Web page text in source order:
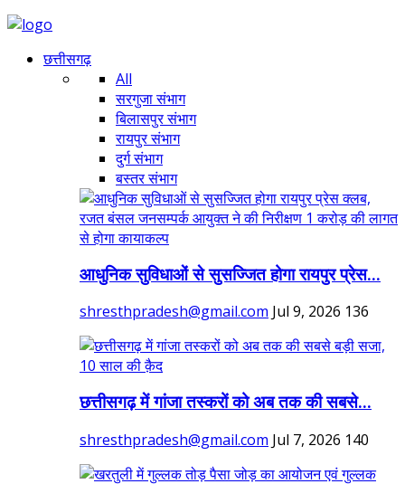
छत्तीसगढ़
All
सरगुजा संभाग
बिलासपुर संभाग
रायपुर संभाग
दुर्ग संभाग
बस्तर संभाग
आधुनिक सुविधाओं से सुसज्जित होगा रायपुर प्रेस...
shresthpradesh@gmail.com Jul 9, 2026 136
छत्तीसगढ़ में गांजा तस्करों को अब तक की सबसे...
shresthpradesh@gmail.com Jul 7, 2026 140